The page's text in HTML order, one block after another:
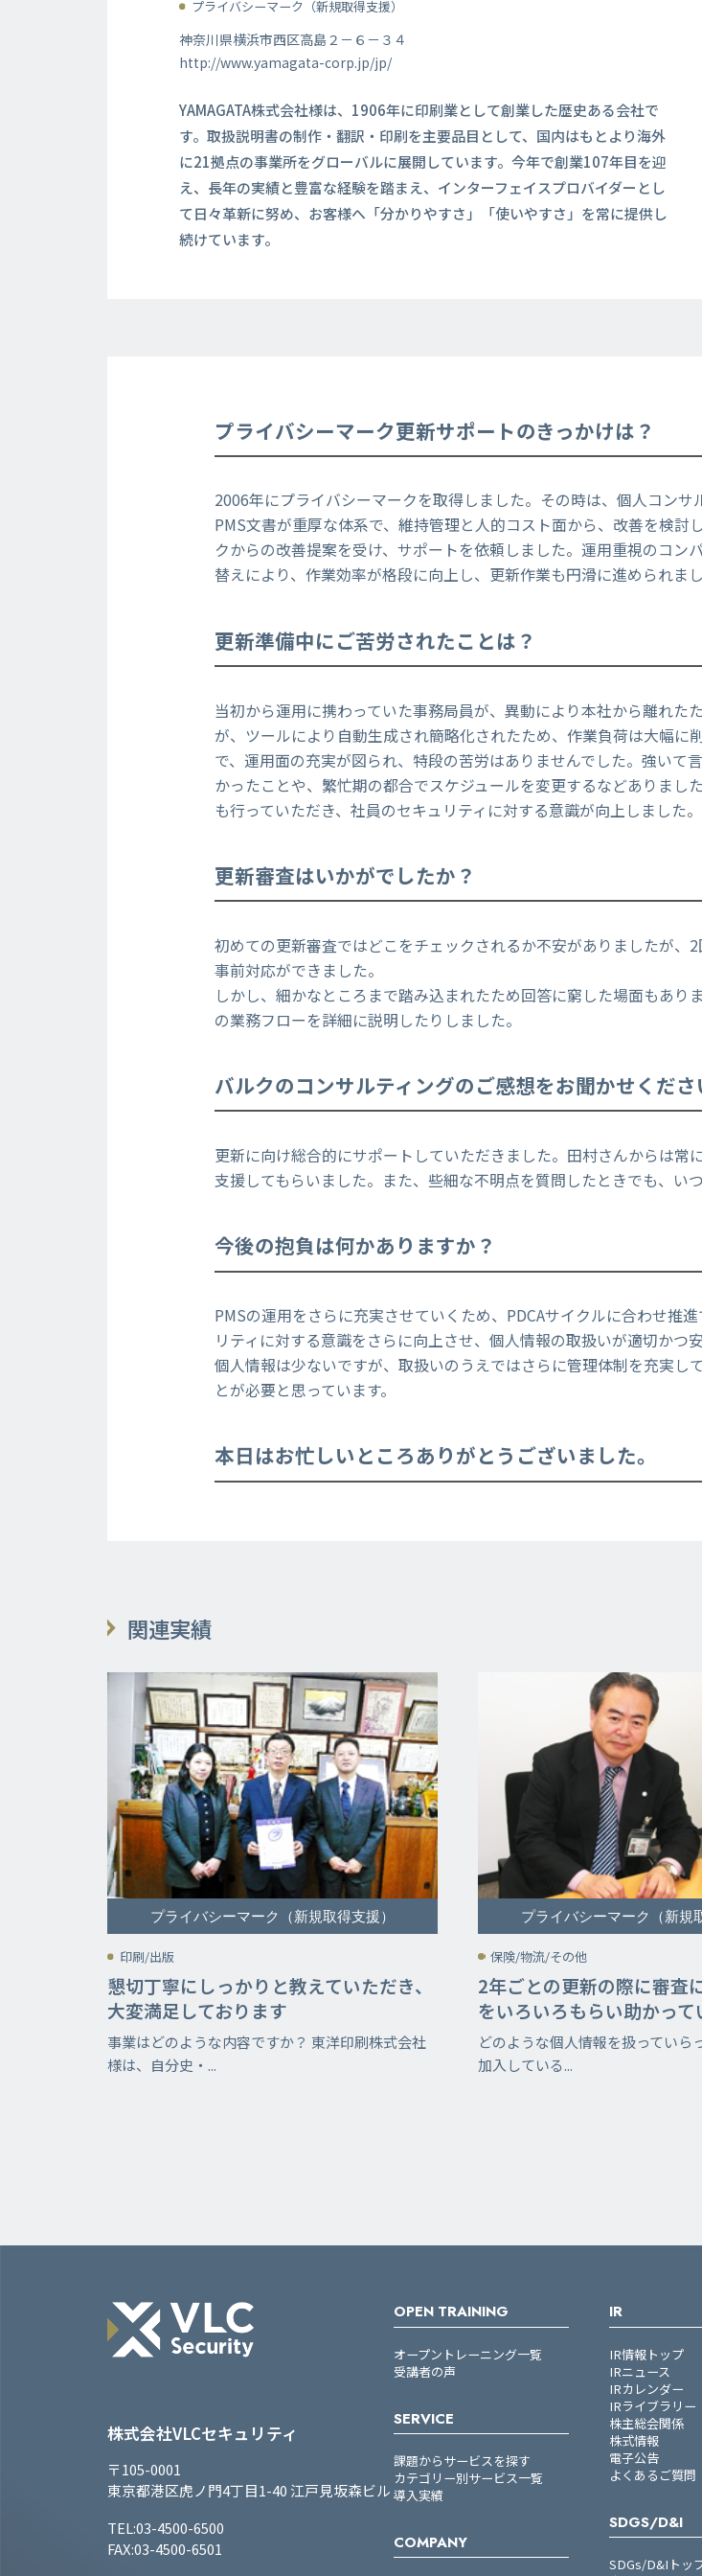
プライバシーマーク（新規取得支援）
神奈川県横浜市西区高島２－６－３４
http://www.yamagata-corp.jp/jp/
YAMAGATA株式会社様は、1906年に印刷業として創業した歴史ある会社で
す。取扱説明書の制作・翻訳・印刷を主要品目として、国内はもとより海外
に21拠点の事業所をグローバルに展開しています。今年で創業107年目を迎
え、長年の実績と豊富な経験を踏まえ、インターフェイスプロバイダーとし
て日々革新に努め、お客様へ「分かりやすさ」「使いやすさ」を常に提供し
続けています。
プライバシーマーク更新サポートのきっかけは？
2006年にプライバシーマークを取得しました。その時は、個人コンサ
PMS文書が重厚な体系で、維持管理と人的コスト面から、改善を検
クからの改善提案を受け、サポートを依頼しました。運用重視のコン
替えにより、作業効率が格段に向上し、更新作業も円滑に進められまし
更新準備中にご苦労されたことは？
当初から運用に携わっていた事務局員が、異動により本社から離れ
が、ツールにより自動生成され簡略化されたため、作業負荷は大幅に
で、運用面の充実が図られ、特段の苦労はありませんでした。強いて
かったことや、繁忙期の都合でスケジュールを変更するなどありまし
も行っていただき、社員のセキュリティに対する意識が向上しました。
更新審査はいかがでしたか？
初めての更新審査ではどこをチェックされるか不安がありましたが、
事前対応ができました。
しかし、細かなところまで踏み込まれたため回答に窮した場面もあ
の業務フローを詳細に説明したりしました。
バルクのコンサルティングのご感想をお聞かせくださ
更新に向け総合的にサポートしていただきました。田村さんからは常
支援してもらいました。また、些細な不明点を質問したときでも、い
今後の抱負は何かありますか？
PMSの運用をさらに充実させていくため、PDCAサイクルに合わせ推
リティに対する意識をさらに向上させ、個人情報の取扱いが適切かつ
個人情報は少ないですが、取扱いのうえではさらに管理体制を充実し
とが必要と思っています。
本日はお忙しいところありがとうございました。
関連実績
プライバシーマーク（新規取得支援）
印刷/出版
懇切丁寧にしっかりと教えていただき、
大変満足しております
事業はどのような内容ですか？ 東洋印刷株式会社
様は、自分史・...
プライバシーマーク（新規
保険/物流/その他
2年ごとの更新の際に審査
をいろいろもらい助かって
どのような個人情報を扱っていら
加入している...
株式会社VLCセキュリティ
〒105-0001
東京都港区虎ノ門4丁目1-40 江戸見坂森ビル
TEL:03-4500-6500
FAX:03-4500-6501
OPEN TRAINING
オープントレーニング一覧
受講者の声
SERVICE
課題からサービスを探す
カテゴリー別サービス一覧
導入実績
COMPANY
IR
IR情報トップ
IRニュース
IRカレンダー
IRライブラリー
株主総会関係
株式情報
電子公告
よくあるご質問
SDGS/D&I
SDGs/D&Iトッ